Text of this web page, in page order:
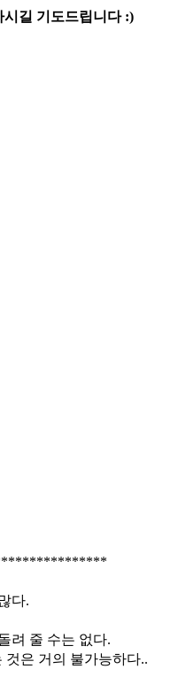
길 기도드립니다 :)
다.
려 줄 수는 없다.
것은 거의 불가능하다..